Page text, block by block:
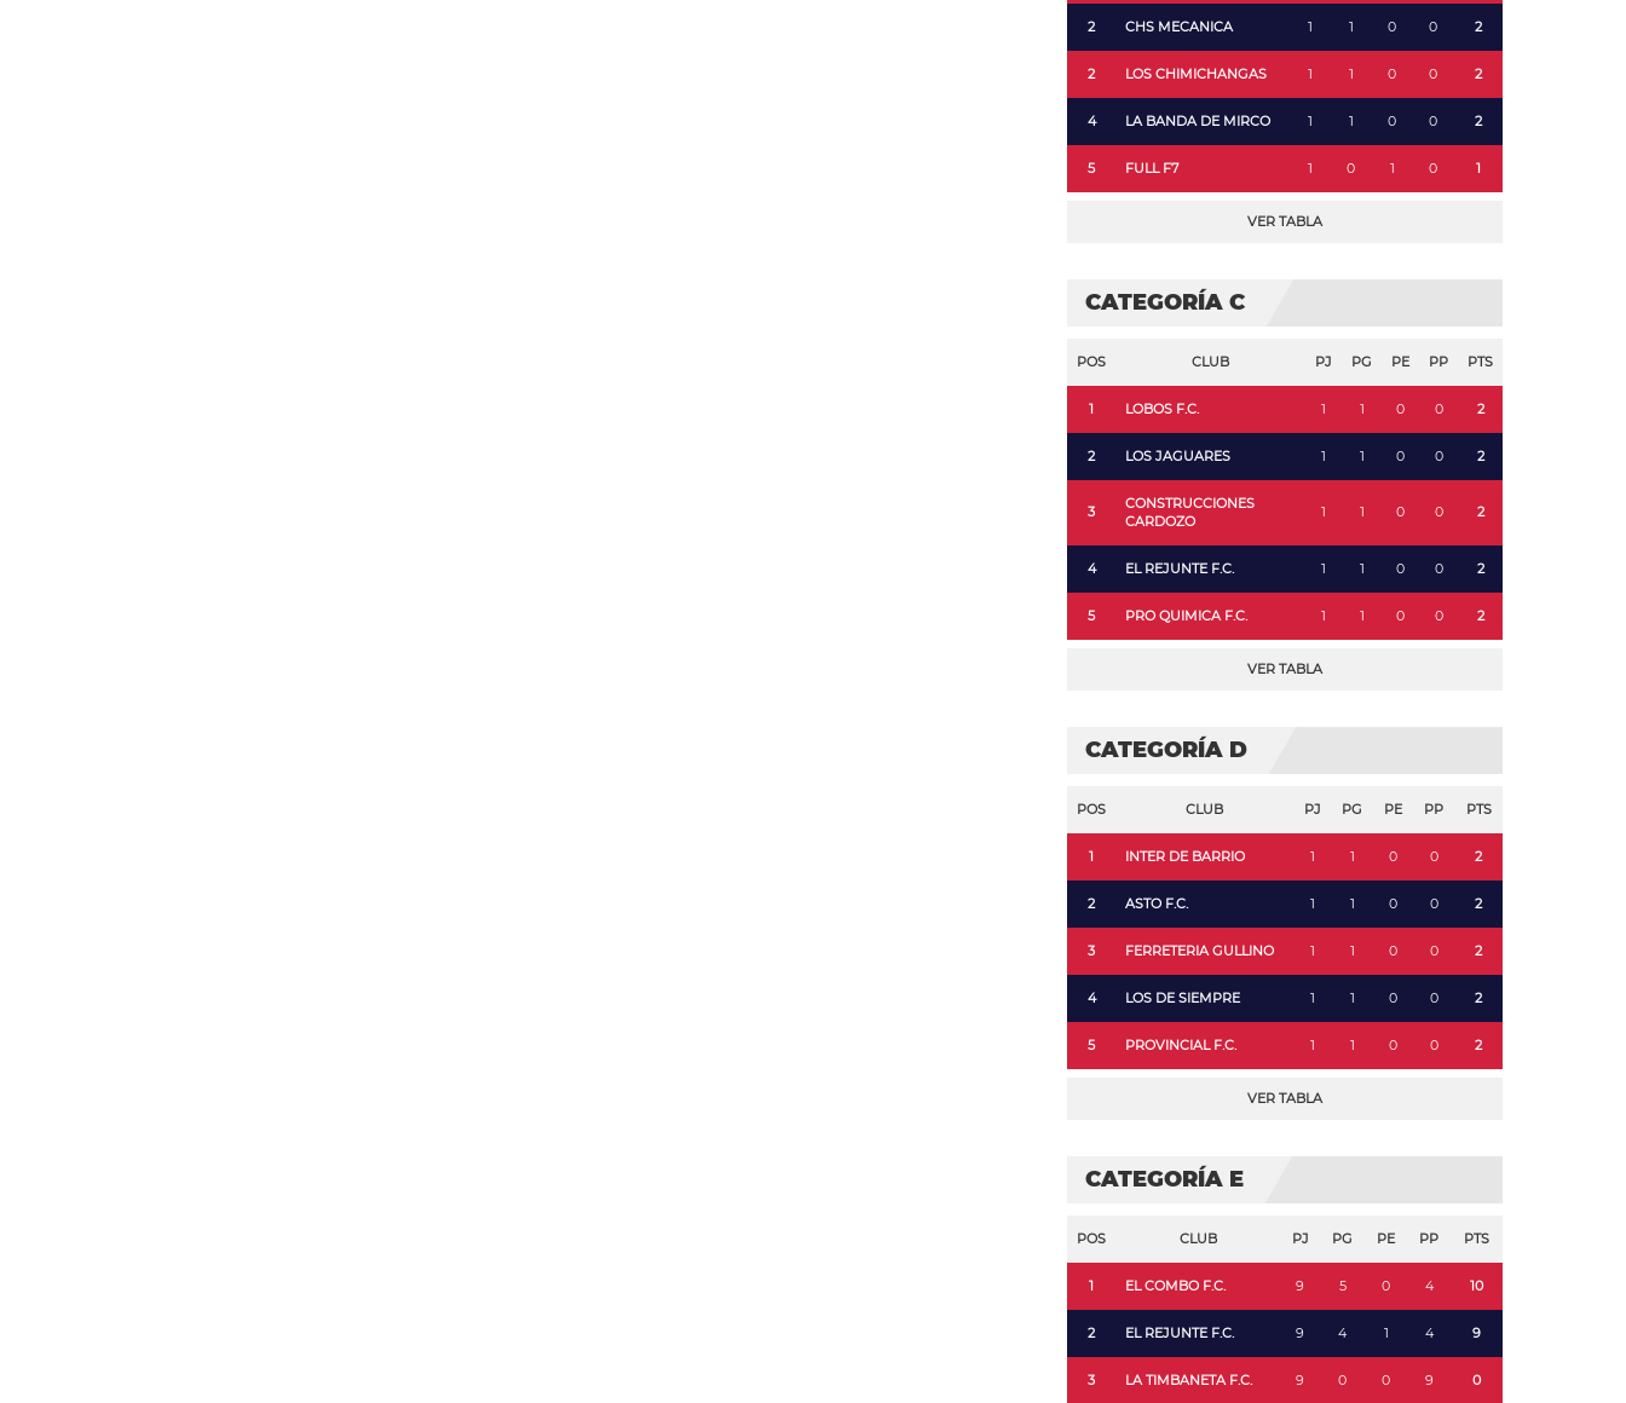
2 CHS MECANICA 1 1 0 0 2
2 LOS CHIMICHANGAS 1 1 0 0 2
4 LA BANDA DE MIRCO 1 1 0 0 2
5 FULL F7 1 0 1 0 1
VER TABLA
CATEGORÍA C
POS CLUB PJ PG PE PP PTS
1 LOBOS F.C. 1 1 0 0 2
2 LOS JAGUARES 1 1 0 0 2
3
CONSTRUCCIONES
CARDOZO
1 1 0 0 2
4 EL REJUNTE F.C. 1 1 0 0 2
5 PRO QUIMICA F.C. 1 1 0 0 2
VER TABLA
CATEGORÍA D
POS CLUB PJ PG PE PP PTS
1 INTER DE BARRIO 1 1 0 0 2
2 ASTO F.C. 1 1 0 0 2
3 FERRETERIA GULLINO 1 1 0 0 2
4 LOS DE SIEMPRE 1 1 0 0 2
5 PROVINCIAL F.C. 1 1 0 0 2
VER TABLA
CATEGORÍA E
POS CLUB PJ PG PE PP PTS
1 EL COMBO F.C. 9 5 0 4 10
2 EL REJUNTE F.C. 9 4 1 4 9
3 LA TIMBANETA F.C. 9 0 0 9 0